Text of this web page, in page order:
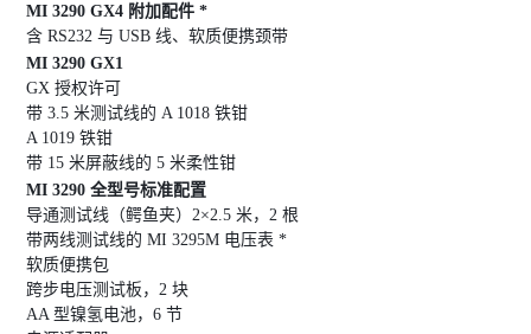
MI 3290 GX4 附加配件 *
含 RS232 与 USB 线、软质便携颈带
MI 3290 GX1
GX 授权许可
带 3.5 米测试线的 A 1018 铁钳
A 1019 铁钳
带 15 米屏蔽线的 5 米柔性钳
MI 3290 全型号标准配置
导通测试线（鳄鱼夹）2×2.5 米，2 根
带两线测试线的 MI 3295M 电压表 *
软质便携包
跨步电压测试板，2 块
AA 型镍氢电池，6 节